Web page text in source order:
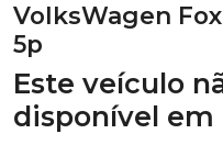
VolksWagen
5p
Este veículo
disponível em